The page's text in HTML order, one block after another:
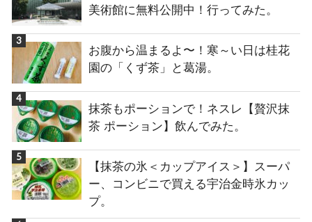
美術館に無料公開中！行ってみた。
お腹から温まるよ〜！寒～い日は桂花
園の「くず茶」と葛湯。
抹茶もポーションで！ネスレ【贅沢抹
茶 ポーション】飲んでみた。
【抹茶の氷＜カップアイス＞】スーパ
ー、コンビニで買える宇治金時氷カッ
プ。